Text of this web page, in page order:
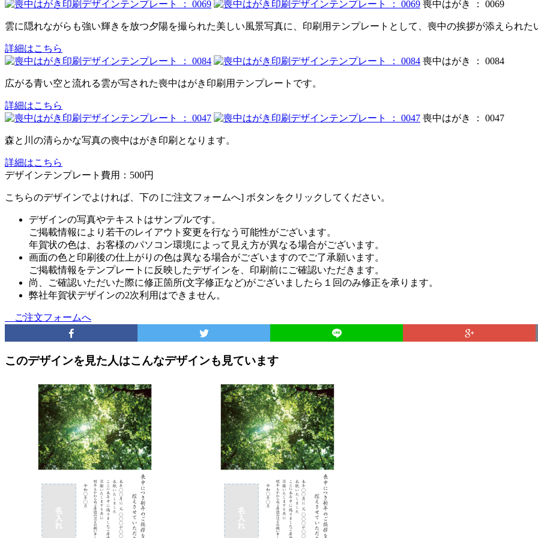
喪中はがき ： 0069
雲に隠れながらも強い輝きを放つ夕陽を撮られた美しい風景写真に、印刷用テンプレートとして、喪中の挨拶が添えられた
詳細はこちら
喪中はがき ： 0084
広がる青い空と流れる雲が写された喪中はがき印刷用テンプレートです。
詳細はこちら
喪中はがき ： 0047
森と川の清らかな写真の喪中はがき印刷となります。
詳細はこちら
デザインテンプレート費用： 500円
こちらのデザインでよければ、下の [ご注文フォームへ] ボタンをクリックしてください。
デザインの写真やテキストはサンプルです。
ご掲載情報により若干のレイアウト変更を行なう可能性がございます。
年賀状の色は、お客様のパソコン環境によって見え方が異なる場合がございます。
画面の色と印刷後の仕上がりの色は異なる場合がございますのでご了承願います。
ご掲載情報をテンプレートに反映したデザインを、印刷前にご確認いただきます。
尚、ご確認いただいた際に修正箇所(文字修正など)がございましたら１回のみ修正を承ります。
弊社年賀状デザインの2次利用はできません。
ご注文フォームへ
このデザインを見た人はこんなデザインも見ています